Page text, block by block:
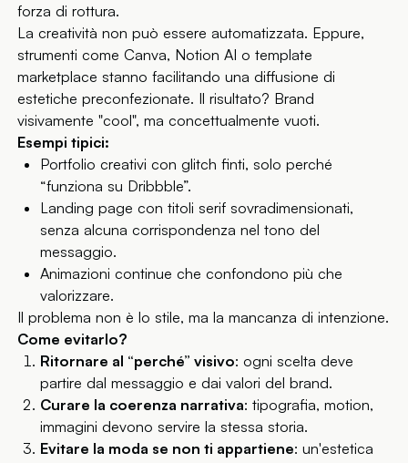
forza di rottura.
La creatività non può essere automatizzata. Eppure,
strumenti come Canva, Notion AI o template
marketplace stanno facilitando una diffusione di
estetiche preconfezionate. Il risultato? Brand
visivamente "cool", ma concettualmente vuoti.
Esempi tipici:
Portfolio creativi con glitch finti, solo perché
“funziona su Dribbble”.
Landing page con titoli serif sovradimensionati,
senza alcuna corrispondenza nel tono del
messaggio.
Animazioni continue che confondono più che
valorizzare.
Il problema non è lo stile, ma la mancanza di intenzione.
Come evitarlo?
Ritornare al “perché” visivo: ogni scelta deve
partire dal messaggio e dai valori del brand.
Curare la coerenza narrativa: tipografia, motion,
immagini devono servire la stessa storia.
Evitare la moda se non ti appartiene: un'estetica